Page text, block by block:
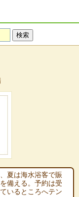
夏は海水浴客で賑
備える。予約は受
いるところへテン